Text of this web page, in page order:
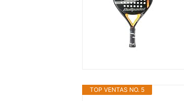
TOP VENTAS NO. 5